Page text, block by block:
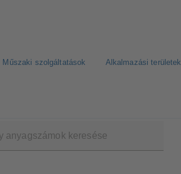
Műszaki szolgáltatások Alkalmazási területek